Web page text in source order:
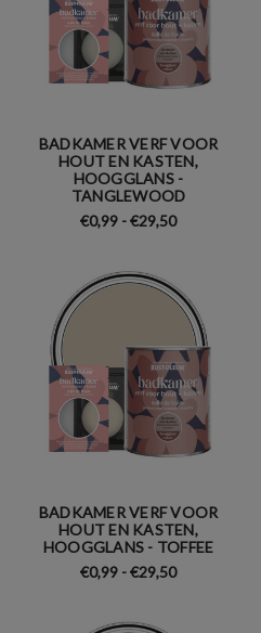
BADKAMER VERF VOOR
HOUT EN KASTEN,
HOOGGLANS -
TANGLEWOOD
€0,99 - €29,50
BADKAMER VERF VOOR
HOUT EN KASTEN,
HOOGGLANS - TOFFEE
€0,99 - €29,50